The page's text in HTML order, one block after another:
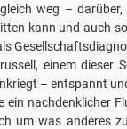
weg – darüber,
kann und auch
einem dieser
– entspannt
ein nachdenklicher
um was anderes